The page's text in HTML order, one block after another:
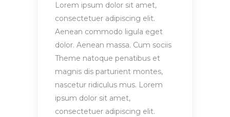
Lorem ipsum dolor sit amet,
consectetuer adipiscing elit.
Aenean commodo ligula eget
dolor. Aenean massa. Cum sociis
Theme natoque penatibus et
magnis dis parturient montes,
nascetur ridiculus mus. Lorem
ipsum dolor sit amet,
consectetuer adipiscing elit.